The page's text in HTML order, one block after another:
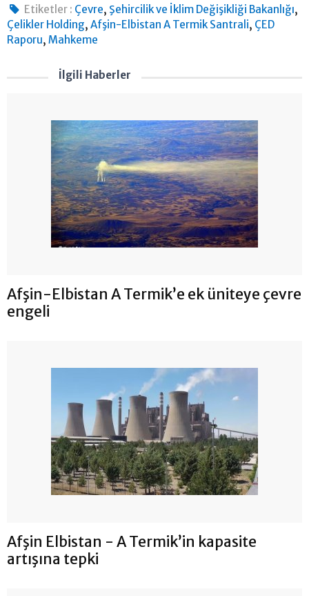
Etiketler : Çevre, Şehircilik ve İklim Değişikliği Bakanlığı,
Çelikler Holding, Afşin-Elbistan A Termik Santrali, ÇED
Raporu, Mahkeme
İlgili Haberler
Afşin-Elbistan A Termik’e ek üniteye çevre
engeli
Afşin Elbistan - A Termik’in kapasite
artışına tepki